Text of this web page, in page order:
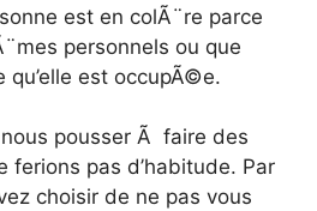
est en colÃ¨re parce
personnels ou que
qu’elle est occupÃ©e.
nous pousser Ã faire des
ferions pas d’habitude. Par
choisir de ne pas vous